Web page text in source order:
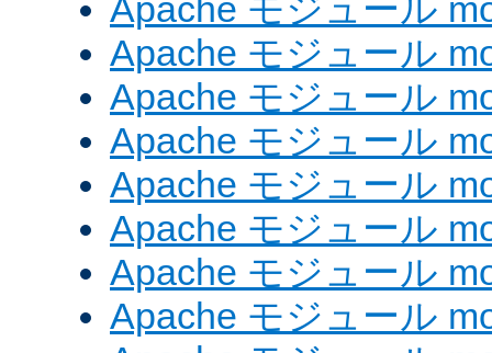
Apache モジュール
Apache モジュール
Apache モジュール
Apache モジュール
Apache モジュール
Apache モジュール
Apache モジュール
Apache モジュール